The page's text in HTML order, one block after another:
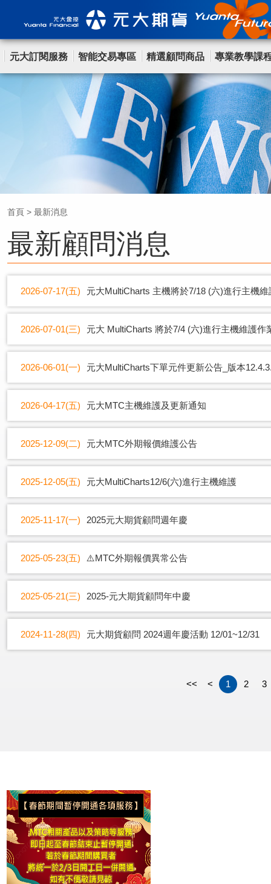
元大訂閱服務 智能交易專區 精選顧問商品 專業教學課
首頁 > 最新消息
最新顧問消息
2026-07-17(五) 元大MultiCharts 主機將於7/18 (六)進行主機
2026-07-01(三) 元大 MultiCharts 將於7/4 (六)進行主機維護作
2026-06-01(一) 元大MultiCharts下單元件更新公告_版本
2026-04-17(五) 元大MTC主機維護及更新通知
2025-12-09(二) 元大MTC外期報價維護公告
2025-12-05(五) 元大MultiCharts12/6(六)進行主機維護
2025-11-17(一) 2025元大期貨顧問週年慶
2025-05-23(五) ⚠️MTC外期報價異常公告
2025-05-21(三) 2025-元大期貨顧問年中慶
2024-11-28(四) 元大期貨顧問 2024週年慶活動 12/01~12/31
<< < 1 2 3